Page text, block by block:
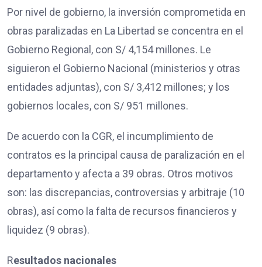
Por nivel de gobierno, la inversión comprometida en
obras paralizadas en La Libertad se concentra en el
Gobierno Regional, con S/ 4,154 millones. Le
siguieron el Gobierno Nacional (ministerios y otras
entidades adjuntas), con S/ 3,412 millones; y los
gobiernos locales, con S/ 951 millones.
De acuerdo con la CGR, el incumplimiento de
contratos es la principal causa de paralización en el
departamento y afecta a 39 obras. Otros motivos
son: las discrepancias, controversias y arbitraje (10
obras), así como la falta de recursos financieros y
liquidez (9 obras).
Resultados nacionales